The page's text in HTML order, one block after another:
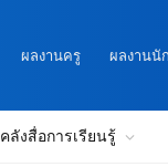
ผลงานครู ผลงานนั
คลังสื่อการเรียนรู้